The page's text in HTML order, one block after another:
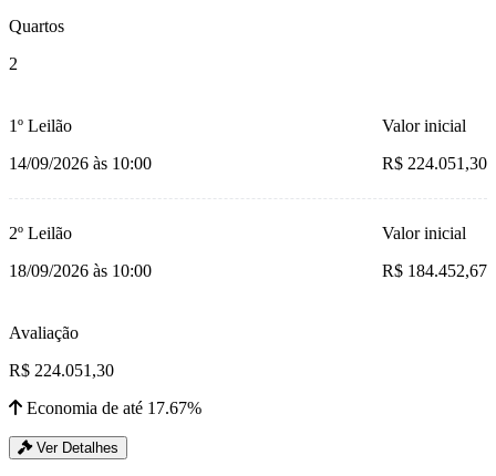
Quartos
2
1º Leilão
14/09/2026 às 10:00
Valor inicial
R$ 224.051,30
2º Leilão
18/09/2026 às 10:00
Valor inicial
R$ 184.452,67
Avaliação
R$ 224.051,30
Economia de até 17.67%
Ver Detalhes